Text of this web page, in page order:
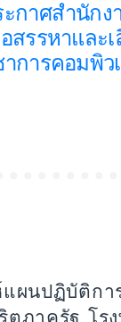
ะกาศสำนัก
อสรรหาและ
การคอมพิว
แผนปฏิบัติก
ตภาครัฐ โร